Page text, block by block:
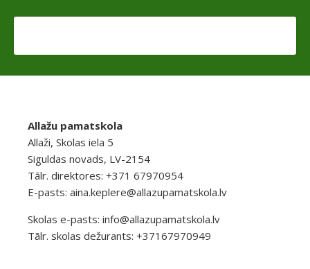
Allažu pamatskola
Allaži, Skolas iela 5
Siguldas novads, LV-2154
Tālr. direktores: +371 67970954
E-pasts: aina.keplere@allazupamatskola.lv
Skolas e-pasts: info@allazupamatskola.lv
Tālr. skolas dežurants: +37167970949